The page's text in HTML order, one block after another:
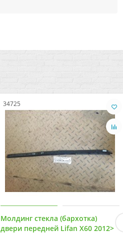
34725
Молдинг стекла (бархотка)
двери передней Lifan X60 2012>